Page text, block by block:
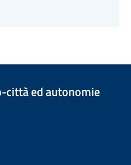
città ed autonomie